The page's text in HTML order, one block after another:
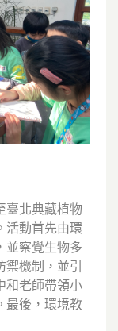
臺北典藏植物
活動首先由環
並察覺生物多
機制，並引
和老師帶領小
最後，環境教